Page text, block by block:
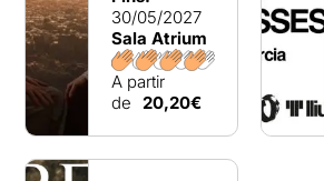
30/05/2027
Sala Atrium
A partir
de 20,20€